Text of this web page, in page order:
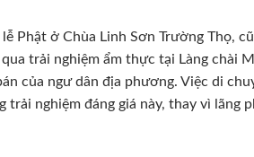
Phật ở Chùa Linh Sơn Trường Thọ,
trải nghiệm ẩm thực tại Làng chài
của ngư dân địa phương. Việc di
nghiệm đáng giá này, thay vì lãng